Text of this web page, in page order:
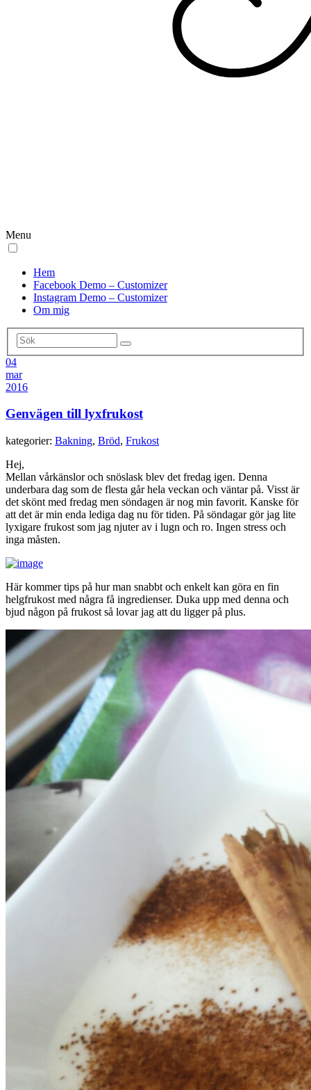
Menu
Hem
Facebook Demo – Customizer
Instagram Demo – Customizer
Om mig
04
mar
2016
Genvägen till lyxfrukost
kategorier: Bakning, Bröd, Frukost
Hej,
Mellan vårkänslor och snöslask blev det fredag igen. Denna
underbara dag som de flesta går hela veckan och väntar på. Visst är
det skönt med fredag men söndagen är nog min favorit. Kanske för
att det är min enda lediga dag nu för tiden. På söndagar gör jag lite
lyxigare frukost som jag njuter av i lugn och ro. Ingen stress och
inga måsten.
Här kommer tips på hur man snabbt och enkelt kan göra en fin
helgfrukost med några få ingredienser. Duka upp med denna och
bjud någon på frukost så lovar jag att du ligger på plus.